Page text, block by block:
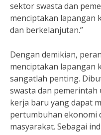
sektor swasta dan
menciptakan lapangan
dan berkelanjutan.”
Dengan demikian,
menciptakan lapangan
sangatlah penting.
swasta dan
kerja baru yang dapat
pertumbuhan ekonomi
masyarakat. Sebagai